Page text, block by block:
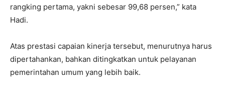
rangking pertama, yakni sebesar 99,68 persen,” kata
Hadi.
Atas prestasi capaian kinerja tersebut, menurutnya harus
dipertahankan, bahkan ditingkatkan untuk pelayanan
pemerintahan umum yang lebih baik.